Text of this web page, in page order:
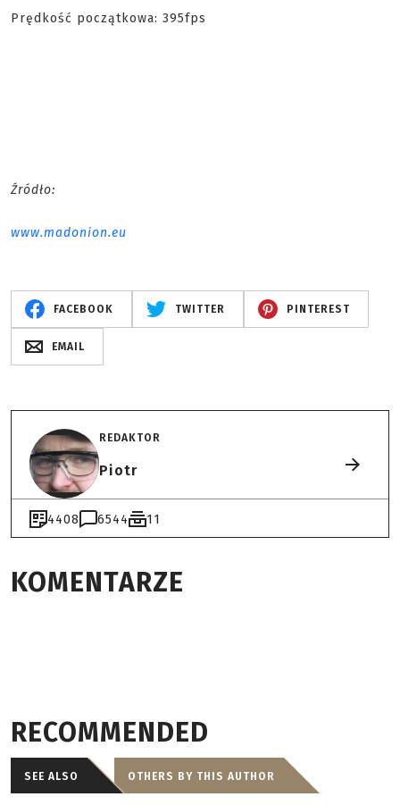
Prędkość początkowa: 395fps
Źródło:
www.madonion.eu
FACEBOOK TWITTER PINTEREST
EMAIL
REDAKTOR
Piotr
4408 6544 11
KOMENTARZE
RECOMMENDED
SEE ALSO OTHERS BY THIS AUTHOR